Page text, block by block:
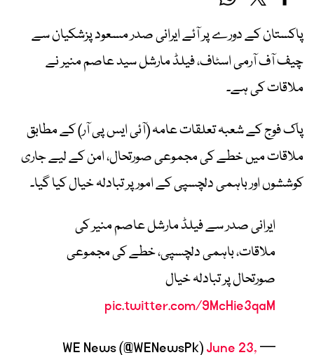
پاکستان کے دورے پر آئے ایرانی صدر مسعود پزشکیان سے
چیف آف آرمی اسٹاف، فیلڈ مارشل سید عاصم منیر نے
ملاقات کی ہے۔
پاک فوج کے شعبہ تعلقات عامہ (آئی ایس پی آر) کے مطابق
ملاقات میں خطے کی مجموعی صورتحال، امن کے لیے جاری
کوششوں اور باہمی دلچسپی کے امور پر تبادلہ خیال کیا گیا۔
ایرانی صدر سے فیلڈ مارشل عاصم منیر کی
ملاقات، باہمی دلچسپی، خطے کی مجموعی
صورتحال پر تبادلہ خیال
pic.twitter.com/9McHie3qaM
— WE News (@WENewsPk)
June 23,